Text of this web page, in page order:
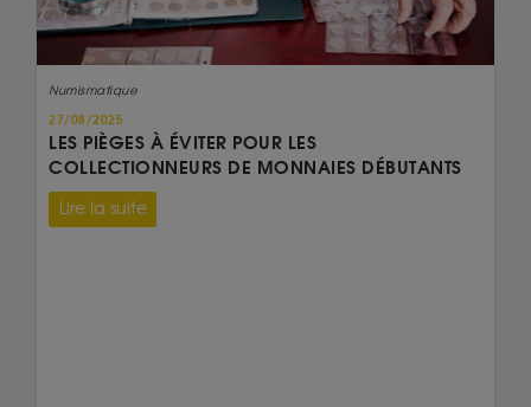
Numismatique
27/08/2025
LES PIÈGES À ÉVITER POUR LES
COLLECTIONNEURS DE MONNAIES DÉBUTANTS
Lire la suite